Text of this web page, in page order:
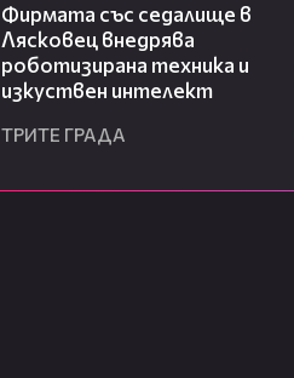
Фирмата със седалище в
Лясковец внедрява
роботизирана техника и
изкуствен интелект
ТРИТЕ ГРАДА